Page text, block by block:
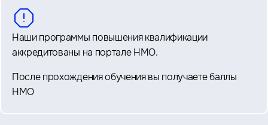
Наши программы повышения квалификации
аккредитованы на портале НМО.
После прохождения обучения вы получаете баллы
НМО